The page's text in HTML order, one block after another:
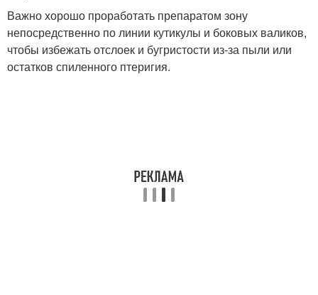
Важно хорошо проработать препаратом зону
непосредственно по линии кутикулы и боковых валиков,
чтобы избежать отслоек и бугристости из-за пыли или
остатков спиленного птеригия.